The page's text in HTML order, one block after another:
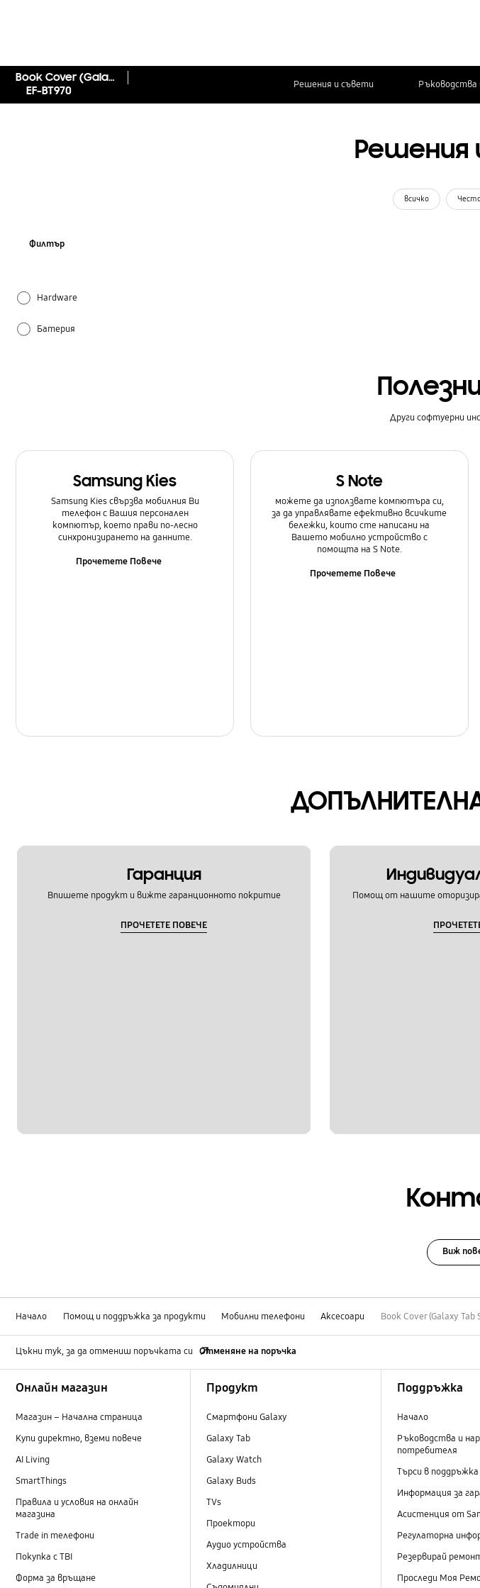
Book Cover (Galaxy Tab S7+)
EF-BT970
Решения и съвети Ръководства
Решения
всичко
Филтър
Hardware
Батерия
Други софтуерни
Samsung Kies
Samsung Kies свързва мобилния Ви
телефон с Вашия персонален
компютър, което прави по-лесно
синхронизирането на данните.
Прочетете Повече
S Note
можете да използвате компютъра си,
за да управлявате ефективно всичките
бележки, които сте написани на
Вашето мобилно устройство с
помощта на S Note.
Прочетете Повече
Гаранция
Впишете продукт и вижте гаранционното покритие
ПРОЧЕТЕТЕ ПОВЕЧЕ
Помощ от нашите
Виж
Начало Помощ и поддръжка за продукти Мобилни телефони Аксесоари Book Cover (Galaxy Tab
Цъкни тук, за да отмениш поръчката си Отменяне на поръчка
Онлайн магазин
Магазин – Начална страница
Купи директно, вземи повече
AI Living
SmartThings
Правила и условия на онлайн
магазина
Trade in телефони
Покупка с TBI
Форма за връщане
Продукт
Смартфони Galaxy
Galaxy Tab
Galaxy Watch
Galaxy Buds
TVs
Проектори
Аудио устройства
Хладилници
Поддръжка
Начало
Ръководства и
потребителя
Търси в поддръжка
Информация за
Асистенция от
Регулаторна
Резервирай
Проследи Моя